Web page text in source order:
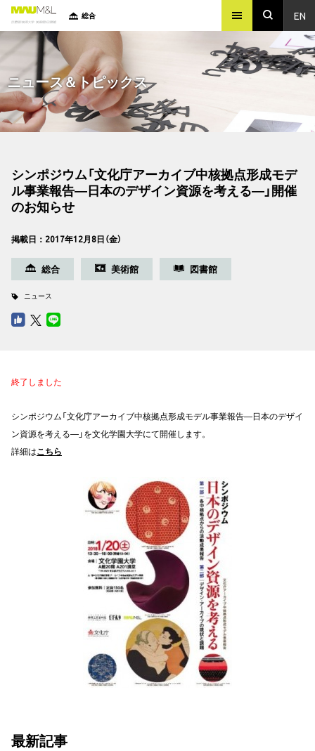
EN
総合
ニュース＆トピックス
シンポジウム「文化庁アーカイブ中核拠点形成モデ
ル事業報告―日本のデザイン資源を考える―」開催
のお知らせ
掲載日：2017年12月8日（金）
総合 美術館 図書館
ニュース
終了しました
シンポジウム「文化庁アーカイブ中核拠点形成モデル事業報告―日本のデザイ
ン資源を考える―」を文化学園大学にて開催します。
詳細はこちら
最新記事